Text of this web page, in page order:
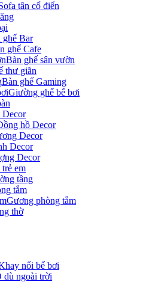
tân cổ điển
ghế Bar
ghế Cafe
Bàn ghế sân vườn
thư giãn
Bàn ghế Gaming
Giường ghế bể bơi
Decor
hồ Decor
Decor
Decor
Decor
em
tầng
tắm
Gương phòng tắm
thờ
nổi bể bơi
dù ngoài trời